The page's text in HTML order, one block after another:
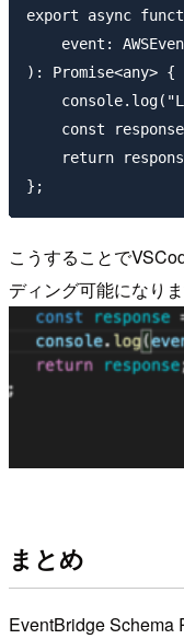
export async
event:
): Promise<any> {
const
return
こうすることで
ディング可能になりま
まとめ
EventBridge Schema